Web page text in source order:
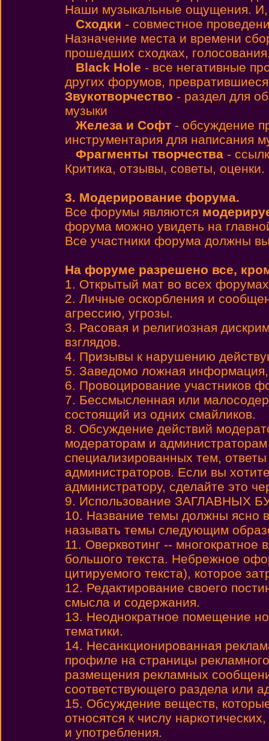
Наши музыкальные ощущения. И,
Сходки - совместное
Назначение места и времени
прошедших сходках,
Black Hole - все негативные
других форумов,
Звукотворчество - раздел для
музыки
Железа и Софт - обсуждение
инструментария для написания
Фрагменты творчества -
Критика, отзывы, советы, оценки.
3. Модерирование форума.
Все форумы являются
форума можно увидеть на
Все участники форума должны
На форуме разрешено все,
1. Открытый мат во всех
2. Личные оскорбления и
агрессию, угрозы.
3. Расовая и религиозная
взглядов.
4. Призывы к нарушению
5. Заведомо ложная
6. Провоцирование участников
7. Бессмысленная или
состоящий из одних смайликов.
8. Обсуждение действий
модераторам и
специализированных тем,
администраторов. Если вы
администратору, сделайте это
9. Использование ЗАГЛАВНЫХ
10. Название темы должны ясно
называть темы следующим
11. Оверквотинг --
большого текста. Небрежное
цитируемого текста), которое
12. Редактирование своего
смысла и содержания.
13. Неоднократное помещение
тематики.
14. Несанкционированная
профиле на страницы
размещения рекламных
соответствующего раздела или
15. Обсуждение веществ,
относятся к числу
и употребления.